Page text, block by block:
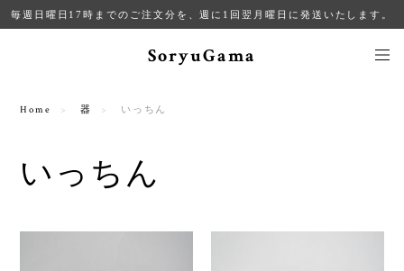
毎週日曜日17時までのご注文分を、週に1回翌月曜日に発送いたします。
SoryuGama
Home 器 いっちん
いっちん